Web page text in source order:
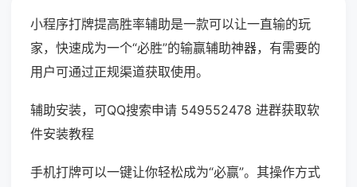
小程序打牌提高胜率辅助是一款可以让一直输的玩
家，快速成为一个“必胜”的输赢辅助神器，有需要的
用户可通过正规渠道获取使用。
辅助安装，可QQ搜索申请 549552478 进群获取软
件安装教程
手机打牌可以一键让你轻松成为“必赢”。其操作方式